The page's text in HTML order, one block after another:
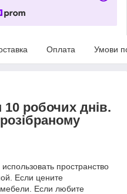
Оплата Умови
10 робочих днів.
пространство
Если цените
Если любите